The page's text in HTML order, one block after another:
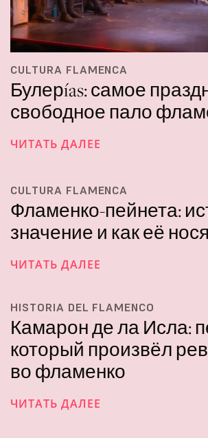
CULTURA FLAMENCA
Булерías: самое
свободное пало
ЧИТАТЬ ДАЛЕЕ
CULTURA FLAMENCA
Фламенко-пейнета:
значение и как её
ЧИТАТЬ ДАЛЕЕ
HISTORIA DEL FLAMENCO
Камарон де ла Исла:
который произвёл
во фламенко
ЧИТАТЬ ДАЛЕЕ